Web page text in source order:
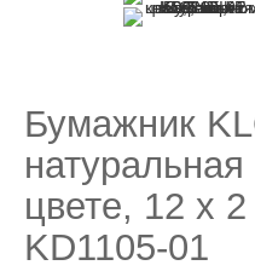
Бумажник
цвете, 12 х
KD1105-01